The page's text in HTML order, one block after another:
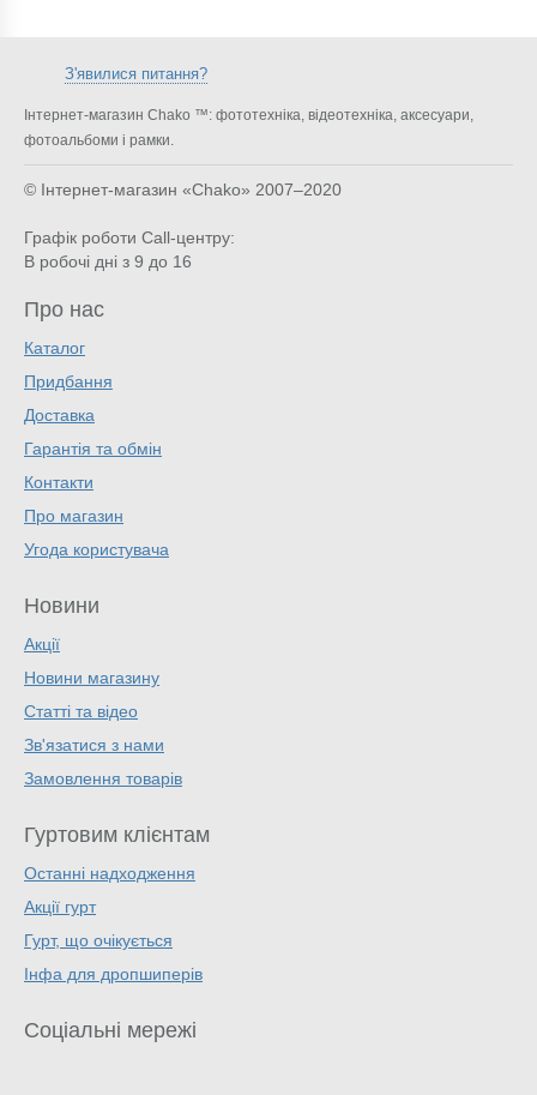
З'явилися питання?
Інтернет-магазин Chako ™: фототехніка, відеотехніка, аксесуари,
фотоальбоми і рамки.
© Інтернет-магазин «Chako» 2007–2020
Графік роботи Call-центру:
В робочі дні з 9 до 16
Про нас
Каталог
Придбання
Доставка
Гарантія та обмін
Контакти
Про магазин
Угода користувача
Новини
Акції
Новини магазину
Статті та відео
Зв'язатися з нами
Замовлення товарів
Гуртовим клієнтам
Останні надходження
Акції гурт
Гурт, що очікується
Інфа для дропшиперів
Соціальні мережі